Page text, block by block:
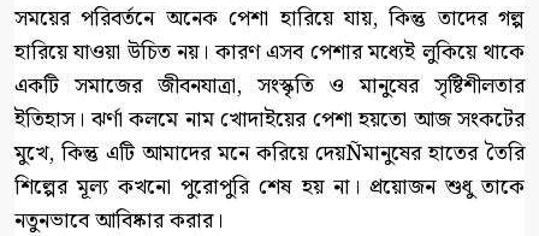
সময়ের পরিবর্তনে অনেক পেশা হারিয়ে যায়, কিন্তু তাদের গল্প
হারিয়ে যাওয়া উচিত নয়। কারণ এসব পেশার মধ্যেই লুকিয়ে থাকে
একটি সমাজের জীবনযাত্রা, সংস্কৃতি ও মানুষের সৃষ্টিশীলতার
ইতিহাস। ঝর্ণা কলমে নাম খোদাইয়ের পেশা হয়তো আজ সংকটের
মুখে, কিন্তু এটি আমাদের মনে করিয়ে দেয়Ñমানুষের হাতের তৈরি
শিল্পের মূল্য কখনো পুরোপুরি শেষ হয় না। প্রয়োজন শুধু তাকে
নতুনভাবে আবিষ্কার করার।